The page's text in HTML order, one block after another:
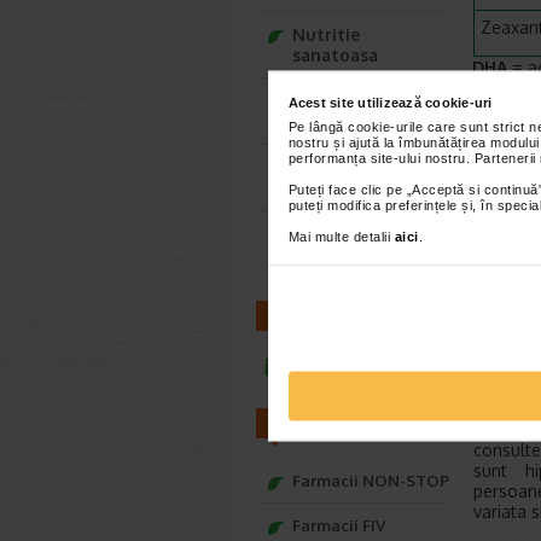
Acest site utilizează cookie-uri
Pe lângă cookie-urile care sunt strict
nostru și ajută la îmbunătățirea
performanța site-ului nostru.
Puteți face clic pe „Acceptă si
puteți modifica preferințele și, în
Mai multe detalii aici
DHA=
*/* Nu s-
sunt
variata
Nutritie
sanatoasa
Ce Oftapic ti se
potriveste
Adora – Adorabili
din prima clipa
Seturi cadou
infoline@catena.ro
FARMACII
Farmacii NON-STOP
Farmacii FIV